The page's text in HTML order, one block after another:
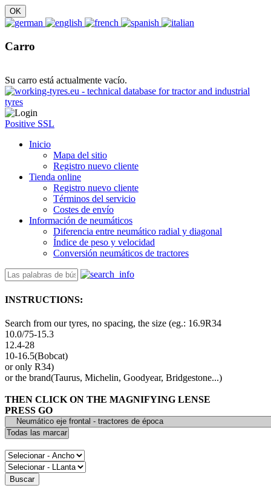
Carro
Su carro está actualmente vacío.
Positive SSL
Inicio
Mapa del sitio
Registro nuevo cliente
Tienda online
Registro nuevo cliente
Términos del servicio
Costes de envío
Información de neumáticos
Diferencia entre neumático radial y diagonal
Índice de peso y velocidad
Conversión neumáticos de tractores
INSTRUCTIONS:
Search from our tyres, no spacing, the size (eg.: 16.9R34
10.0/75-15.3
12.4-28
10-16.5(Bobcat)
or only R34)
or the brand(Taurus, Michelin, Goodyear, Bridgestone...)
THEN CLICK ON THE MAGNIFYING LENSE
PRESS GO